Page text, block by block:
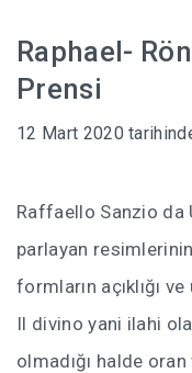
Raphael-
Prensi
12 Mart 2020
Raffaello Sanzio da
parlayan
formların açıklığı
Il divino yani ilahi
olmadığı halde